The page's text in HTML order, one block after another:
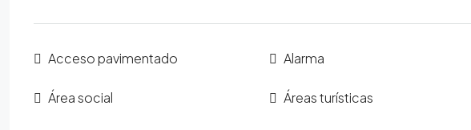
Acceso pavimentado Alarma
Área social Áreas turísticas